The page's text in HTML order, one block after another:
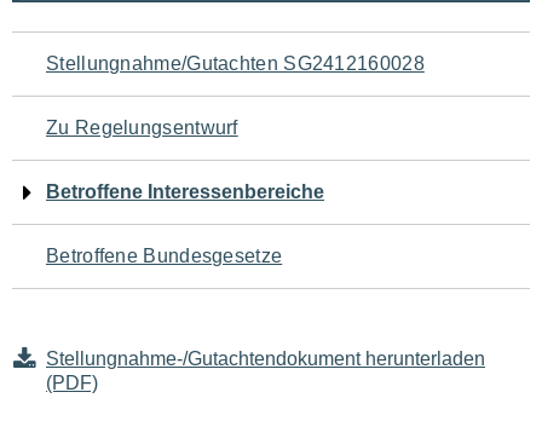
Navigation
für
den
Seiteninhalt
Stellungnahme/Gutachten SG2412160028
Zu Regelungsentwurf
Betroffene Interessenbereiche
Betroffene Bundesgesetze
Stellungnahme-/Gutachtendokument herunterladen
(PDF)